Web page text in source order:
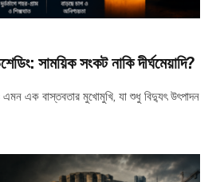
সাময়িক সংকট নাকি দীর্ঘমেয়াদি?
এমন এক বাস্তবতার মুখোমুখি, যা শুধু বিদ্যুৎ উৎপাদন